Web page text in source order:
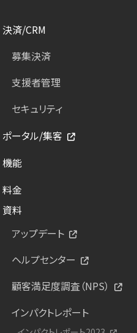
決済/CRM
募集決済
支援者管理
セキュリティ
ポータル/集客
機能
料金
資料
アップデート
ヘルプセンター
顧客満足度調査（NPS）
インパクトレポート